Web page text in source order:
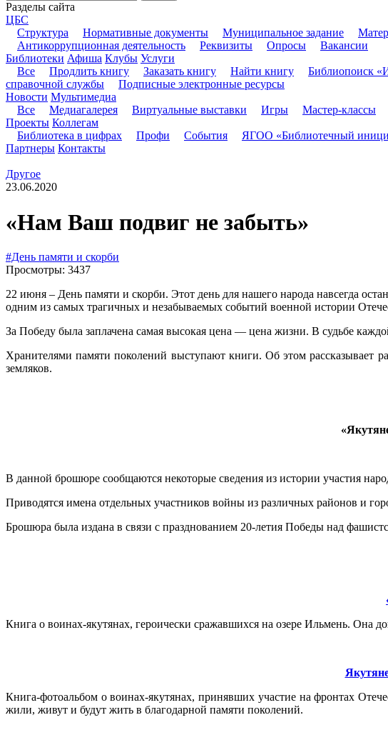
Разделы сайта
ЦБС
Структура
Нормативные документы Муниципальное задание
Антикоррупционная деятельность
Реквизиты Опросы
Вакансии
Библиотеки Афиша Клубы Услуги
Все
Продлить книгу Заказать книгу Найти книгу Библиопоиск
справочной службы
Подписные электронные ресурсы
Новости Мультимедиа
Все
Медиагалерея Виртуальные выставки Игры Мастер-классы
Проекты Коллегам
Библиотека в цифрах
Профи События ЯГОО «Библиотечный
Партнеры Контакты
Другое
23.06.2020
«Нам Ваш подвиг не забыть»
#День памяти и скорби
Просмотры: 3437
22 июня – День памяти и скорби. Этот день для нашего народа навсегда
одним из самых трагичных и незабываемых событий военной истории
За Победу была заплачена самая высокая цена — цена жизни. В судьбе
Хранителями памяти поколений выступают книги. Об этом
земляков.
В данной брошюре сообщаются некоторые сведения из истории участия
Приводятся имена отдельных участников войны из различных районов и
Брошюра была издана в связи с празднованием 20-летия Победы над
Книга о воинах-якутянах, героически сражавшихся на озере Ильмень. Она
Книга-фотоальбом о воинах-якутянах, принявших участие на фронтах
жили, живут и будут жить в благодарной памяти поколений.